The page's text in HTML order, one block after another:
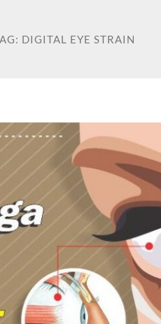
DIGITAL EYE STRAIN